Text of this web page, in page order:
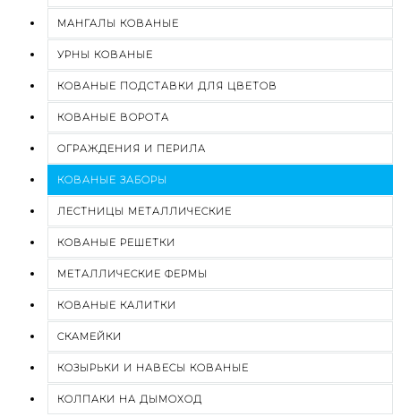
МАНГАЛЫ КОВАНЫЕ
УРНЫ КОВАНЫЕ
КОВАНЫЕ ПОДСТАВКИ ДЛЯ ЦВЕТОВ
КОВАНЫЕ ВОРОТА
ОГРАЖДЕНИЯ И ПЕРИЛА
КОВАНЫЕ ЗАБОРЫ
ЛЕСТНИЦЫ МЕТАЛЛИЧЕСКИЕ
КОВАНЫЕ РЕШЕТКИ
МЕТАЛЛИЧЕСКИЕ ФЕРМЫ
КОВАНЫЕ КАЛИТКИ
СКАМЕЙКИ
КОЗЫРЬКИ И НАВЕСЫ КОВАНЫЕ
КОЛПАКИ НА ДЫМОХОД